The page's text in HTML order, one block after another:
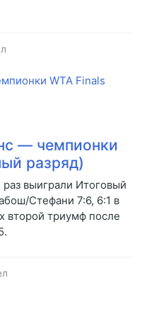
— чемпионки
разряд)
выиграли Итоговый
Стефани 7:6, 6:1 в
второй триумф после